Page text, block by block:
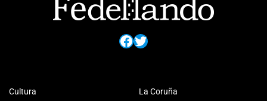
Facebook
Twitter
Cultura La Coruña